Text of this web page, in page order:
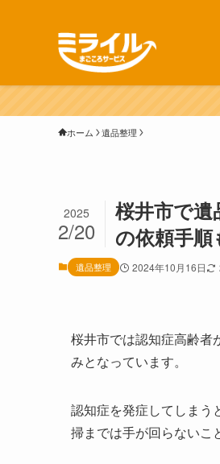
ホーム 遺品整理
桜井市で
の依頼手順
2025
2/20
遺品整理 2024年10月16日
桜井市では認知症高齢者
みとなっています。
認知症を発症してしまう
掃までは手が回らないこ